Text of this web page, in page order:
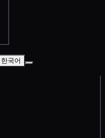
한국어